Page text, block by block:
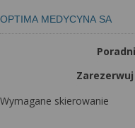
OPTIMA MEDYCYNA SA
Wymagane skierowanie